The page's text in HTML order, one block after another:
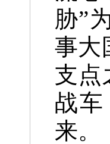
胁”
事大
支点
战
来。